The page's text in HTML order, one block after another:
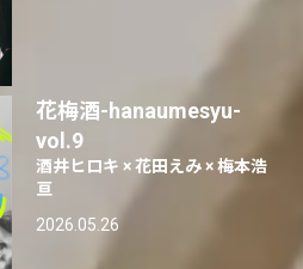
花梅酒-hanaumesyu-
vol.9
酒井ヒロキ × 花田えみ × 梅本浩
亘
2026.05.26